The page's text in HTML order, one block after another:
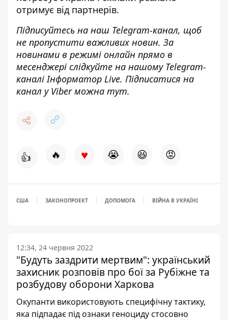
отримує від партнерів.
Підписуйтесь на наш Telegram-канал, щоб
не пропустити важливих новин. За
новинами в режимі онлайн прямо в
месенджері слідкуйте на нашому Telegram-
каналіІнформатор Live. Підписатися на
канал у Viber можна тут.
👍 🔥 ♥ 😭 😆 😡
США ЗАКОНОПРОЕКТ ДОПОМОГА ВІЙНА В УКРАЇНІ
12:34, 24 червня 2022
"Будуть заздрити мертвим": український
захисник розповів про бої за Рубіжне та
розбудову оборони Харкова
Окупанти використовують специфічну тактику,
яка підпадає під ознаки геноциду стосовно